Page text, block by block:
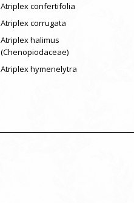
Atriplex confertifolia
Atriplex corrugata
Atriplex halimus
(Chenopiodaceae)
Atriplex hymenelytra